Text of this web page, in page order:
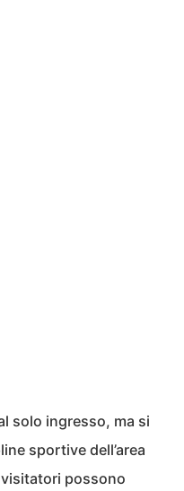
solo ingresso, ma si
sportive dell’area
possono